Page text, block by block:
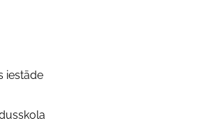
iestāde